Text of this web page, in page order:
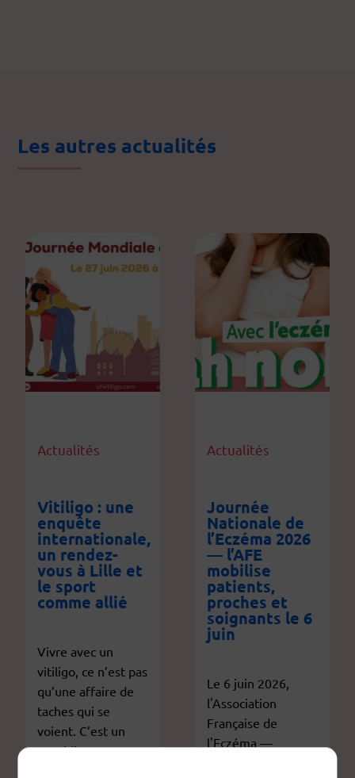
Les autres actualités
Actualités
Vitiligo : une
enquête
internationale,
un rendez-
vous à Lille et
le sport
comme allié
Vivre avec un
vitiligo, ce n’est pas
qu’une affaire de
taches qui se
voient. C’est un
quotidien, un
Actualités
Journée
Nationale de
l’Eczéma 2026
— l’AFE
mobilise
patients,
proches et
soignants le 6
juin
Le 6 juin 2026,
l'Association
Française de
l'Eczéma —